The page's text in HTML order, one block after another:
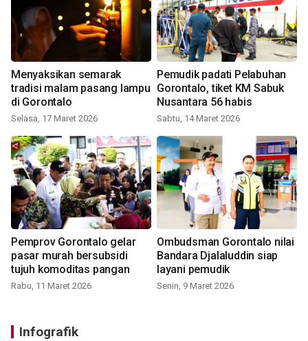
Menyaksikan semarak
tradisi malam pasang lampu
di Gorontalo
Selasa, 17 Maret 2026
Pemudik padati Pelabuhan
Gorontalo, tiket KM Sabuk
Nusantara 56 habis
Sabtu, 14 Maret 2026
Pemprov Gorontalo gelar
pasar murah bersubsidi
tujuh komoditas pangan
Rabu, 11 Maret 2026
Ombudsman Gorontalo nilai
Bandara Djalaluddin siap
layani pemudik
Senin, 9 Maret 2026
Infografik